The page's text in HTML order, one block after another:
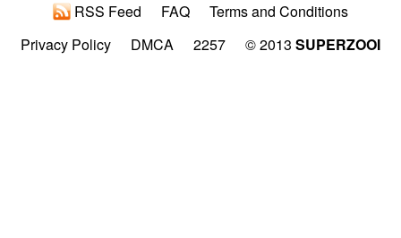
RSS Feed FAQ
Terms and Conditions
Privacy Policy
DMCA 2257 © 2013 SUPERZOOI